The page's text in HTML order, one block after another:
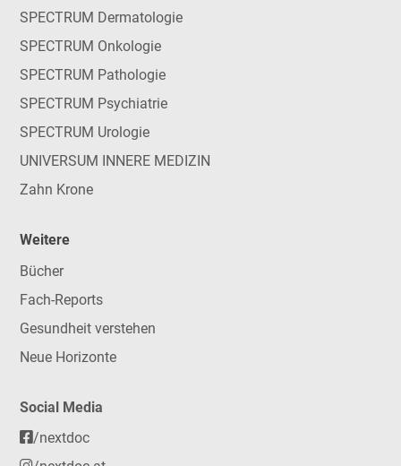
SPECTRUM Dermatologie
SPECTRUM Onkologie
SPECTRUM Pathologie
SPECTRUM Psychiatrie
SPECTRUM Urologie
UNIVERSUM INNERE MEDIZIN
Zahn Krone
Weitere
Bücher
Fach-Reports
Gesundheit verstehen
Neue Horizonte
Social Media
/nextdoc